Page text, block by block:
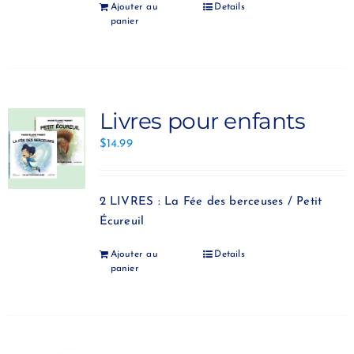
Ajouter au
panier
Details
Livres pour enfants
$14.99
2 LIVRES : La Fée des berceuses / Petit
Écureuil
Ajouter au
panier
Details